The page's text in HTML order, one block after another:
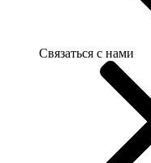
Связаться с нами